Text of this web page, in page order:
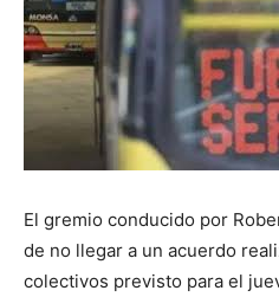
El gremio conducido por
de no llegar a un acuerdo
colectivos previsto para el